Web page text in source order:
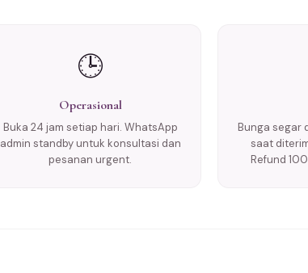
🕒
Operasional
Buka 24 jam setiap hari. WhatsApp
admin standby untuk konsultasi dan
pesanan urgent.
Bunga segar
saat
Refund